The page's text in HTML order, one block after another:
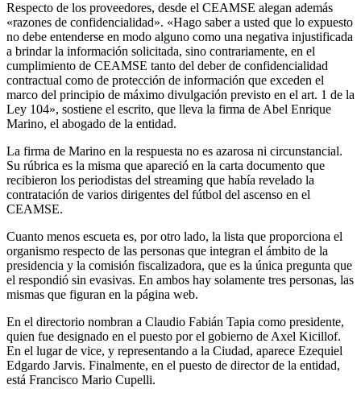
Respecto de los proveedores, desde el CEAMSE alegan además
«razones de confidencialidad». «Hago saber a usted que lo expuesto
no debe entenderse en modo alguno como una negativa injustificada
a brindar la información solicitada, sino contrariamente, en el
cumplimiento de CEAMSE tanto del deber de confidencialidad
contractual como de protección de información que exceden el
marco del principio de máximo divulgación previsto en el art. 1 de la
Ley 104», sostiene el escrito, que lleva la firma de Abel Enrique
Marino, el abogado de la entidad.
La firma de Marino en la respuesta no es azarosa ni circunstancial.
Su rúbrica es la misma que apareció en la carta documento que
recibieron los periodistas del streaming que había revelado la
contratación de varios dirigentes del fútbol del ascenso en el
CEAMSE.
Cuanto menos escueta es, por otro lado, la lista que proporciona el
organismo respecto de las personas que integran el ámbito de la
presidencia y la comisión fiscalizadora, que es la única pregunta que
el respondió sin evasivas. En ambos hay solamente tres personas, las
mismas que figuran en la página web.
En el directorio nombran a Claudio Fabián Tapia como presidente,
quien fue designado en el puesto por el gobierno de Axel Kicillof.
En el lugar de vice, y representando a la Ciudad, aparece Ezequiel
Edgardo Jarvis. Finalmente, en el puesto de director de la entidad,
está Francisco Mario Cupelli.